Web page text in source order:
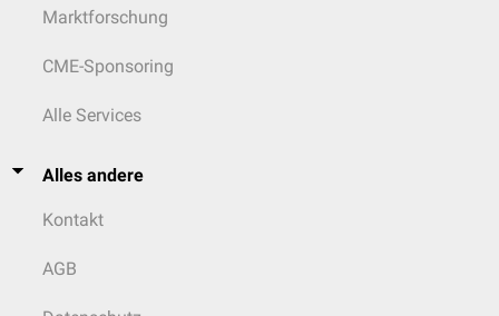
Marktforschung
CME-Sponsoring
Alle Services
Alles andere
Kontakt
AGB